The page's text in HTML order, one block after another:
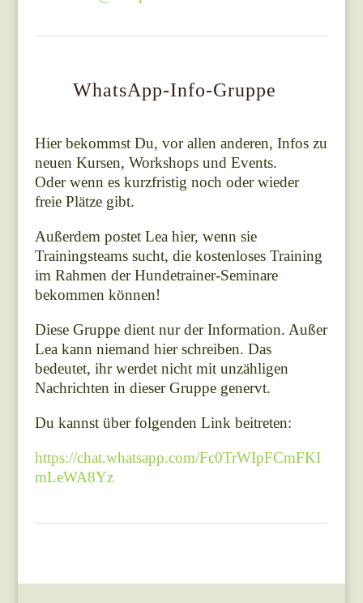
WhatsApp-Info-Gruppe
Hier bekommst Du, vor allen anderen, Infos zu
neuen Kursen, Workshops und Events.
Oder wenn es kurzfristig noch oder wieder
freie Plätze gibt.
Außerdem postet Lea hier, wenn sie
Trainingsteams sucht, die kostenloses Training
im Rahmen der Hundetrainer-Seminare
bekommen können!
Diese Gruppe dient nur der Information. Außer
Lea kann niemand hier schreiben. Das
bedeutet, ihr werdet nicht mit unzähligen
Nachrichten in dieser Gruppe genervt.
Du kannst über folgenden Link beitreten:
https://chat.whatsapp.com/Fc0TrWIpFCmFKI
mLeWA8Yz